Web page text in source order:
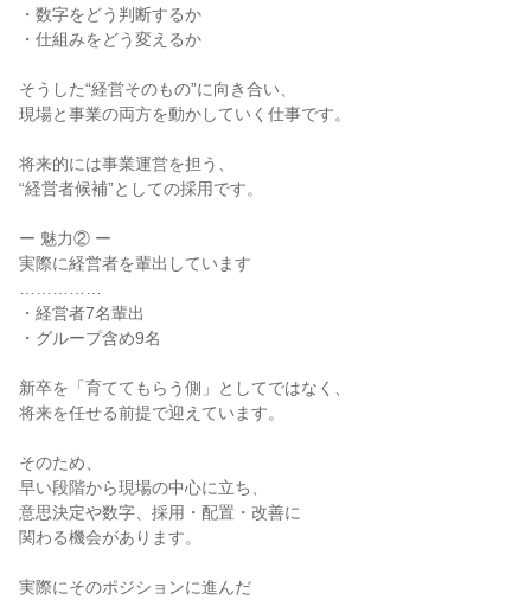
・数字をどう判断するか
・仕組みをどう変えるか
そうした“経営そのもの”に向き合い、
現場と事業の両方を動かしていく仕事です。
将来的には事業運営を担う、
“経営者候補”としての採用です。
ー 魅力② ー
実際に経営者を輩出しています
・経営者7名輩出
・グループ含め9名
新卒を「育ててもらう側」としてではなく、
将来を任せる前提で迎えています。
そのため、
早い段階から現場の中心に立ち、
意思決定や数字、採用・配置・改善に
関わる機会があります。
実際にそのポジションに進んだ